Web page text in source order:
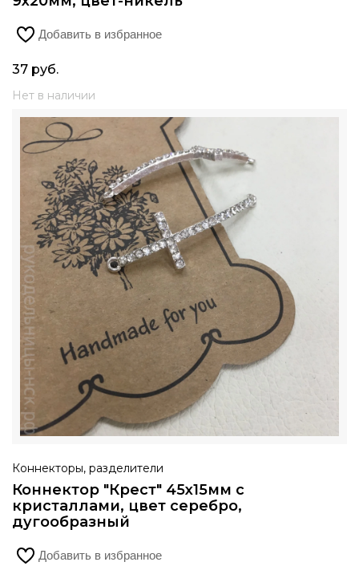
Добавить в избранное
37 руб.
Нет в наличии
Коннекторы, разделители
Коннектор "Крест" 45х15мм с
кристаллами, цвет серебро,
дугообразный
Добавить в избранное